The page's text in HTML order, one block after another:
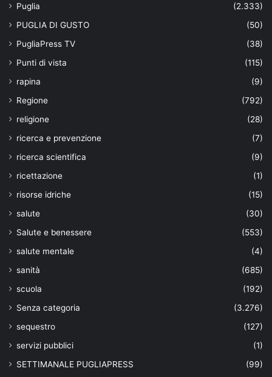
Puglia
(2.333)
PUGLIA DI GUSTO
(50)
PugliaPress TV
(38)
Punti di vista
(115)
rapina
(9)
Regione
(792)
religione
(28)
ricerca e prevenzione
(7)
ricerca scientifica
(9)
ricettazione
(1)
risorse idriche
(15)
salute
(30)
Salute e benessere
(553)
salute mentale
(4)
sanità
(685)
scuola
(192)
Senza categoria
(3.276)
sequestro
(127)
servizi pubblici
(1)
SETTIMANALE PUGLIAPRESS
(99)